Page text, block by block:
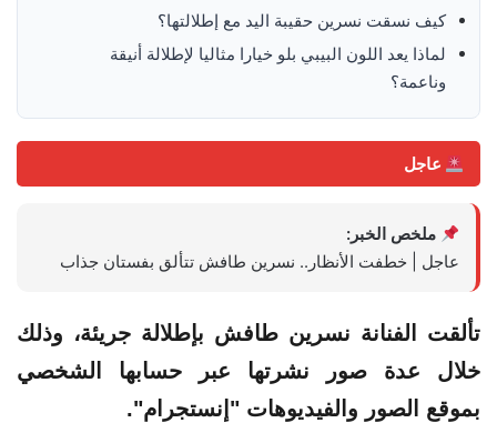
كيف نسقت نسرين حقيبة اليد مع إطلالتها؟
لماذا يعد اللون البيبي بلو خيارا مثاليا لإطلالة أنيقة
وناعمة؟
عاجل
ملخص الخبر:
عاجل | خطفت الأنظار.. نسرين طافش تتألق بفستان جذاب
تألقت الفنانة نسرين طافش بإطلالة جريئة، وذلك
خلال عدة صور نشرتها عبر حسابها الشخصي
بموقع الصور والفيديوهات "إنستجرام".